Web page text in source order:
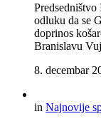
Predsedništvo
odluku da se
doprinos
Branislavu
8. decembar
in Najnovije